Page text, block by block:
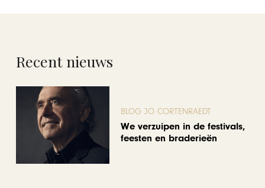
Recent nieuws
BLOG JO CORTENRAEDT
We verzuipen in de festivals,
feesten en braderieën